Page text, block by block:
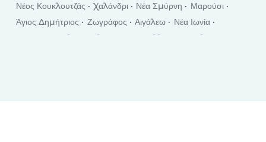
Νέος Κουκλουτζάς
Χαλάνδρι Νέα Σμύρνη
Μαρούσι
Άγιος Δημήτριος
Ζωγράφος Αιγάλεω
Νέα Ιωνία
Παλαιό Φάληρο Κορυδαλλός
Τρίκαλα